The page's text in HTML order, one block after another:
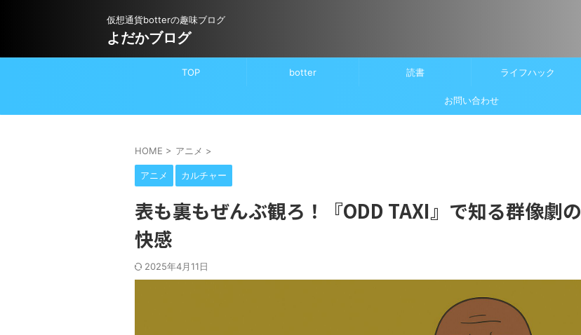
仮想通貨botterの趣味ブログ
よだかブログ
TOP botter 読書 ライフハック
お問い合わせ
HOME > アニメ >
アニメ カルチャー
表も裏もぜんぶ観ろ！『ODD TAXI』で知る群像劇の
快感
2025年4月11日